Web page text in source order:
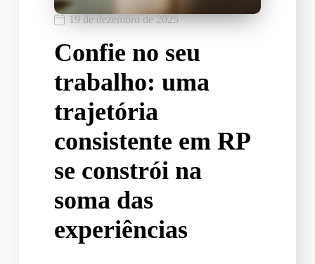
19 de dezembro de 2025
Confie no seu
trabalho: uma
trajetória
consistente em RP
se constrói na
soma das
experiências